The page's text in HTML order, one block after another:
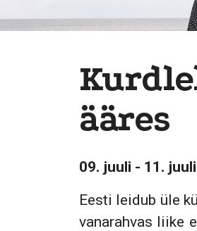
ääres
09. juuli - 11.
Eesti leidub üle
vanarahvas liike